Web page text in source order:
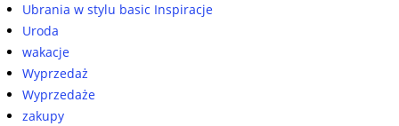
Ubrania w stylu basic Inspiracje
Uroda
wakacje
Wyprzedaż
Wyprzedaże
zakupy